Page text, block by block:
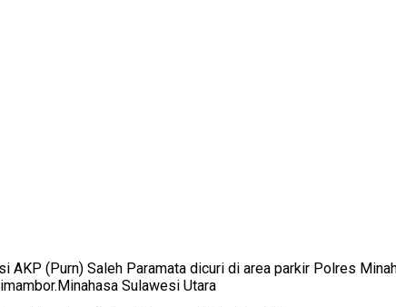
(Purn) Saleh Paramata dicuri di area parkir Polres
Sulawesi Utara